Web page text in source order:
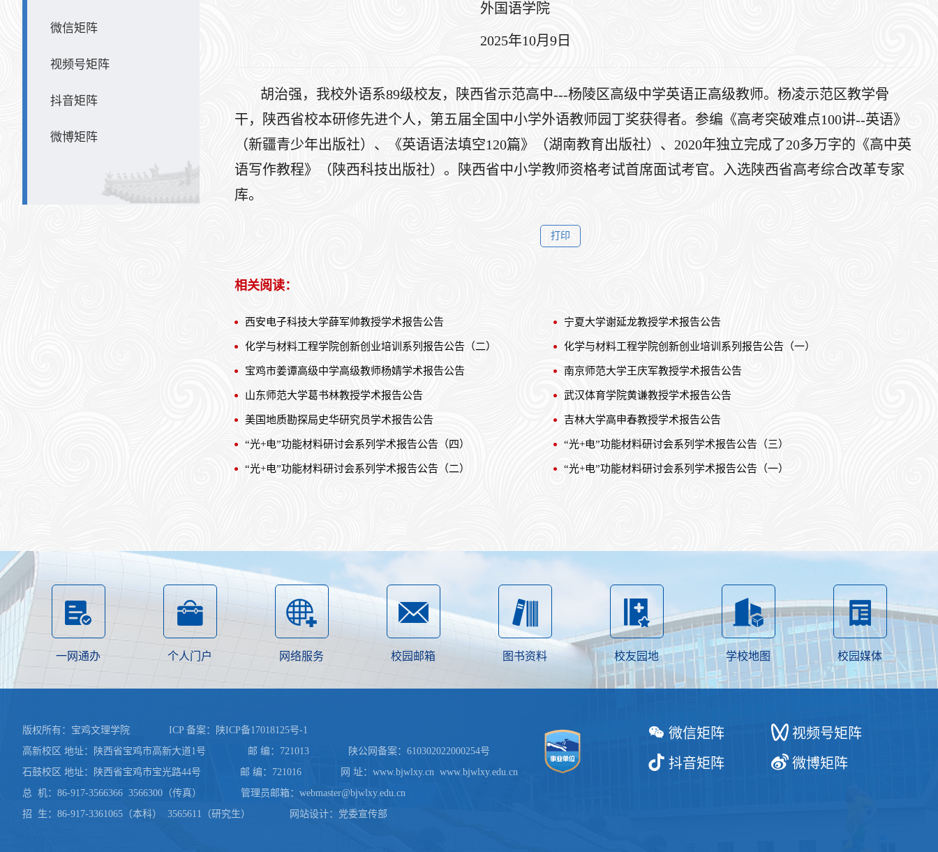
微信矩阵
视频号矩阵
抖音矩阵
微博矩阵
外国语学院
2025年10月9日
胡治强，我校外语系89级校友，陕西省示范高中---杨陵区高级中学英语正高级教师。杨凌示范区教学骨
干，陕西省校本研修先进个人，第五届全国中小学外语教师园丁奖获得者。参编《高考突破难点100讲--英语》
（新疆青少年出版社）、《英语语法填空120篇》（湖南教育出版社）、2020年独立完成了20多万字的《高中英
语写作教程》（陕西科技出版社）。陕西省中小学教师资格考试首席面试考官。入选陕西省高考综合改革专家
库。
相关阅读：
西安电子科技大学薛军帅教授学术报告公告 宁夏大学谢延龙教授学术报告公告
化学与材料工程学院创新创业培训系列报告公告（二） 化学与材料工程学院创新创业培训系列报告公告（一）
宝鸡市姜谭高级中学高级教师杨婧学术报告公告 南京师范大学王庆军教授学术报告公告
山东师范大学葛书林教授学术报告公告 武汉体育学院黄谦教授学术报告公告
美国地质勘探局史华研究员学术报告公告 吉林大学高申春教授学术报告公告
“光+电”功能材料研讨会系列学术报告公告（四） “光+电”功能材料研讨会系列学术报告公告（三）
“光+电”功能材料研讨会系列学术报告公告（二） “光+电”功能材料研讨会系列学术报告公告（一）
一网通办 个人门户 网络服务 校园邮箱 图书资料 校友园地 学校地图 校园媒体
版权所有：宝鸡文理学院 ICP 备案：
陕ICP备17018125号-1
高新校区 地址：陕西省宝鸡市高新大道1号 邮 编：721013 陕公网备案：610302022000254号
石鼓校区 地址：陕西省宝鸡市宝光路44号 邮 编：721016 网 址：www.bjwlxy.cn www.bjwlxy.edu.cn
总 机：86-917-3566366 3566300（传真） 管理员邮箱：webmaster@bjwlxy.edu.cn
招 生：86-917-3361065（本科） 3565611（研究生） 网站设计：党委宣传部
微信矩阵
视频号矩阵
抖音矩阵
微博矩阵